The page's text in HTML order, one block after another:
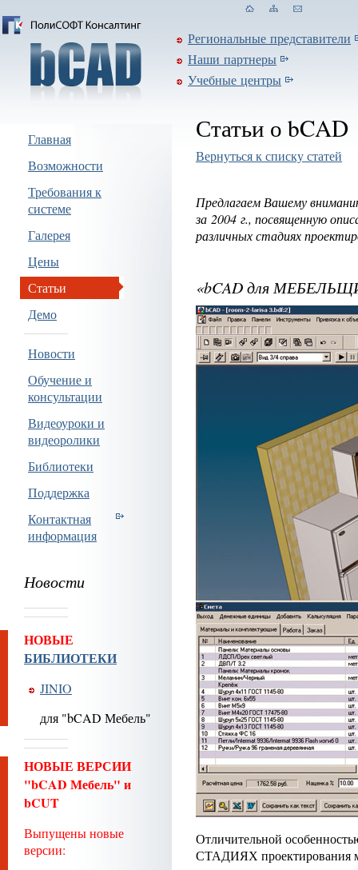
Главная
Возможности
Требования к
системе
Галерея
Цены
Статьи
Демо
Новости
Обучение и
консультации
Видеоуроки и
видеоролики
Библиотеки
Поддержка
Контактная
информация
Новости
НОВЫЕ
БИБЛИОТЕКИ
JINIO
для "bCAD Мебель"
НОВЫЕ ВЕРСИИ
"bCAD Мебель" и
bCUT
Выпущены новые
версии:
Региональные представители
Наши партнеры
Учебные центры
Статьи о bCAD
Вернуться к списку статей
Предлагаем Вашему
за 2004 г., посвященную
различных стадиях
«bCAD для
Отличительной
СТАДИЯХ проектирования